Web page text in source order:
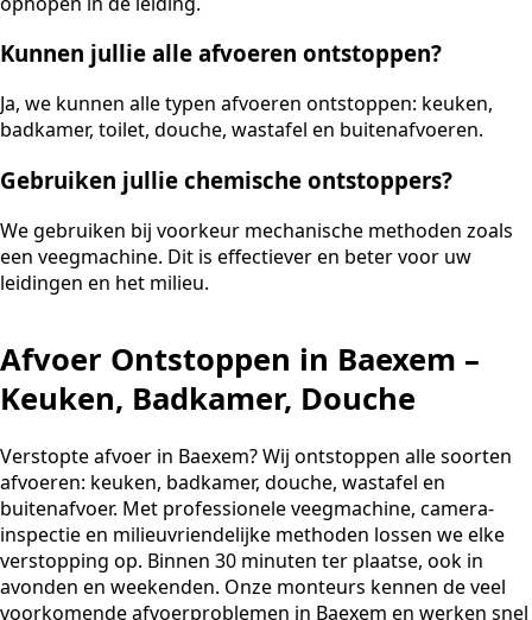
Kunnen jullie alle afvoeren ontstoppen?
Ja, we kunnen alle typen afvoeren ontstoppen: keuken,
badkamer, toilet, douche, wastafel en buitenafvoeren.
Gebruiken jullie chemische ontstoppers?
We gebruiken bij voorkeur mechanische methoden zoals
een veegmachine. Dit is effectiever en beter voor uw
leidingen en het milieu.
Afvoer Ontstoppen in Baexem –
Keuken, Badkamer, Douche
Verstopte afvoer in Baexem? Wij ontstoppen alle soorten
afvoeren: keuken, badkamer, douche, wastafel en
buitenafvoer. Met professionele veegmachine, camera-
inspectie en milieuvriendelijke methoden lossen we elke
verstopping op. Binnen 30 minuten ter plaatse, ook in
avonden en weekenden. Onze monteurs kennen de veel
voorkomende afvoerproblemen in Baexem en werken snel